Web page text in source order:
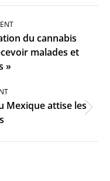
du cannabis
malades et
»
Mexique attise les